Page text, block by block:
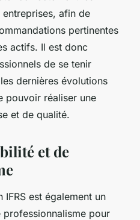
afin de
pertinentes
actifs. Il est donc
de se tenir
dernières évolutions
pouvoir réaliser une
et de qualité.
et de
est également un
pour